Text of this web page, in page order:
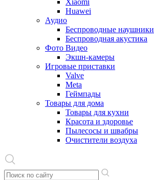
Xiaomi
Huawei
Аудио
Беспроводные наушники
Беспроводная акустика
Фото Видео
Экшн-камеры
Игровые приставки
Valve
Meta
Геймпады
Товары для дома
Товары для кухни
Красота и здоровье
Пылесосы и швабры
Очистители воздуха